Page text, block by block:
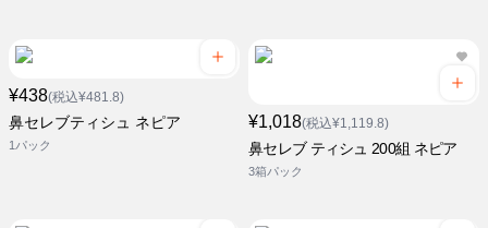
¥438(税込¥481.8)
鼻セレブティシュ ネピア
1パック
¥1,018(税込¥1,119.8)
鼻セレブ ティシュ 200組 ネピア
3箱パック